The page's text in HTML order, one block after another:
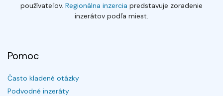
používateľov. Regionálna inzercia predstavuje zoradenie
inzerátov podľa miest.
Pomoc
Často kladené otázky
Podvodné inzeráty